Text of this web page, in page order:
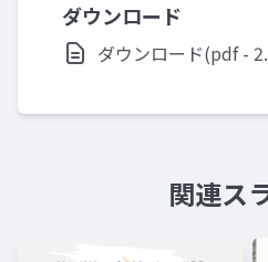
ダウンロード
ダウンロード(pdf -
関連ス